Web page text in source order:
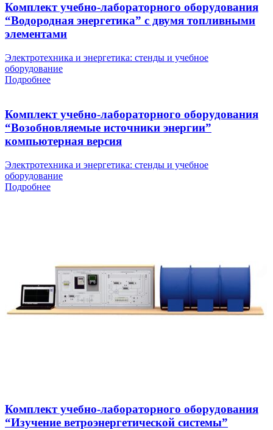
Комплект учебно-лабораторного оборудования
“Водородная энергетика” с двумя топливными
элементами
Электротехника и энергетика: стенды и учебное
оборудование
Подробнее
Комплект учебно-лабораторного оборудования
“Возобновляемые источники энергии”
компьютерная версия
Электротехника и энергетика: стенды и учебное
оборудование
Подробнее
Комплект учебно-лабораторного оборудования
“Изучение ветроэнергетической системы”